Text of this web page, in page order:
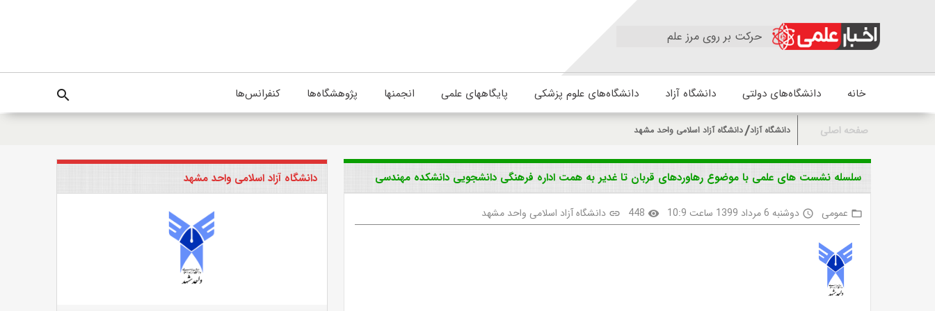
حرکت بر روی مرز علم
خانه دانشگاه‌های دولتی دانشگاه آزاد دانشگاه‌های علوم پزشکی پایگاههای علمی انجمنها پژوهشگاه‌ها کنفرانس‌ها search
صفحه اصلی دانشگاه آزاد دانشگاه آزاد اسلامی واحد مشهد
سلسله نشست های علمی با موضوع رهاوردهای قربان تا غدیر به همت اداره فرهنگی دانشجویی دانشکده مهندسی
folder_open عمومی access_time دوشنبه 6 مرداد 1399 ساعت 10:9 visibility
448
link دانشگاه آزاد اسلامی واحد مشهد
دانشگاه آزاد اسلامی واحد مشهد